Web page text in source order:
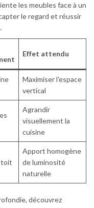
les meubles face à un
le regard et réussir
Effet attendu
Maximiser l’espace
vertical
Agrandir
visuellement la
cuisine
toit
Apport homogène
de luminosité
naturelle
découvrez